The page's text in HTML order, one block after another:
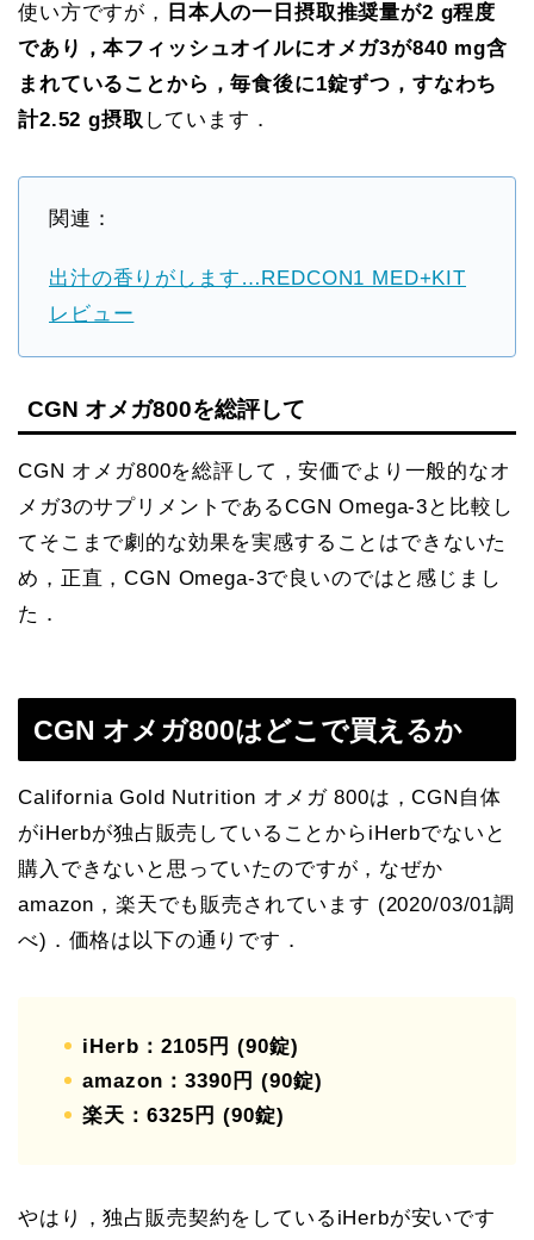
使い方ですが，
日本人の一日摂取推奨量が2 g程度
であり，本フィッシュオイルにオメガ3が840 mg含
まれていることから，毎食後に1錠ずつ，すなわち
計2.52 g摂取 しています．
関連：
出汁の香りがします…REDCON1 MED+KIT
レビュー
CGN オメガ800を総評して
CGN オメガ800を総評して，安価でより一般的なオ
メガ3のサプリメントであるCGN Omega-3と比較し
てそこまで劇的な効果を実感することはできないた
め，正直，CGN Omega-3で良いのではと感じまし
た．
CGN オメガ800はどこで買えるか
California Gold Nutrition オメガ 800は，CGN自体
がiHerbが独占販売していることからiHerbでないと
購入できないと思っていたのですが，なぜか
amazon，楽天でも販売されています (2020/03/01調
べ)．価格は以下の通りです．
iHerb：2105円 (90錠)
amazon：3390円 (90錠)
楽天：6325円 (90錠)
やはり，独占販売契約をしているiHerbが安いです